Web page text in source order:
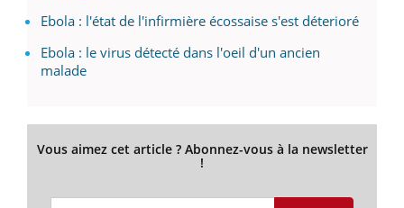
Ebola : l'état de l'infirmière écossaise s'est déterioré
Ebola : le virus détecté dans l'oeil d'un ancien
malade
Vous aimez cet article ? Abonnez-vous à la newsletter
!